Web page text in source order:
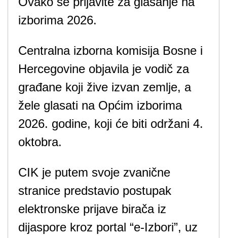
Centralna izborna komisija Bosne i
Hercegovine objavila je vodič za
građane koji žive izvan zemlje, a
žele glasati na Općim izborima
2026. godine, koji će biti održani 4.
oktobra.
CIK je putem svoje zvanične
stranice predstavio postupak
elektronske prijave birača iz
dijaspore kroz portal “e-Izbori”, uz